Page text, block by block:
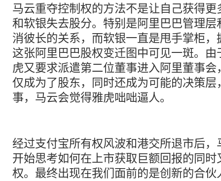
马云重夺控制权的方法不是让自己获得
和软银失去股分。特别是阿里巴巴管理
消彼长的关系，而软银一直是甩手掌柜
这张阿里巴巴股权变迁图中可见一斑。
虎又要求派遣第二位董事进入阿里董事
仅成为了股东，同时还成为可能的决策
事，马云会觉得雅虎咄咄逼人。
经过支付宝所有权风波和港交所退市后
开始思考如何在上市获取巨额回报的同
权。最终出现在我们面前的是创新的合